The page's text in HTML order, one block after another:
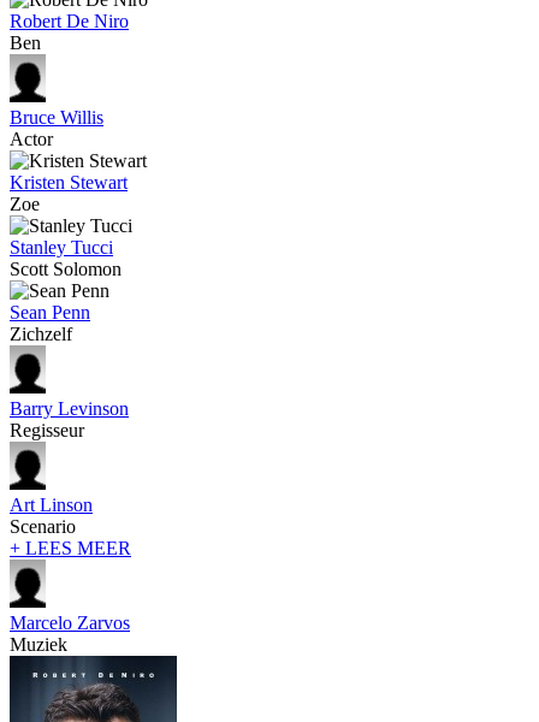
Robert De Niro
Ben
Bruce Willis
Actor
Kristen Stewart
Zoe
Stanley Tucci
Scott Solomon
Sean Penn
Zichzelf
Barry Levinson
Regisseur
Art Linson
Scenario
+ LEES MEER
Marcelo Zarvos
Muziek